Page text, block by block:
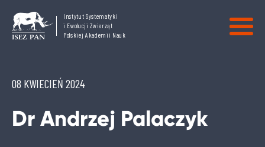
Instytut Systematyki
i Ewolucji Zwierząt
Polskiej Akademii Nauk
08 KWIECIEŃ 2024
Dr Andrzej Palaczyk